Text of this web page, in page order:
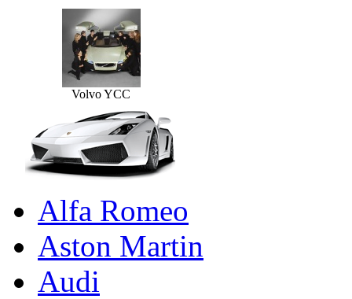
Volvo YCC
Alfa Romeo
Aston Martin
Audi